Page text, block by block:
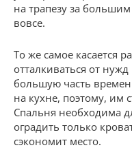
на трапезу за
вовсе.
То же самое касается
отталкиваться от
большую часть
на кухне, поэтому, им
Спальня необходима
оградить только
сэкономит место.